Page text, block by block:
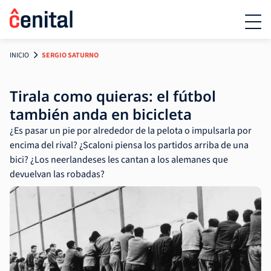
INICIO SERGIO SATURNO
Tirala como quieras: el fútbol
también anda en bicicleta
¿Es pasar un pie por alrededor de la pelota o impulsarla por
encima del rival? ¿Scaloni piensa los partidos arriba de una
bici? ¿Los neerlandeses les cantan a los alemanes que
devuelvan las robadas?